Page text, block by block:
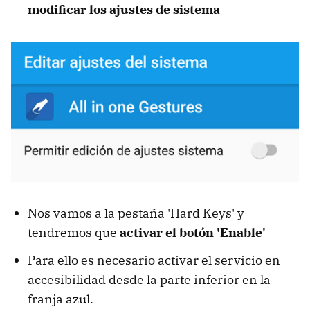
modificar los ajustes de sistema
Nos vamos a la pestaña 'Hard Keys' y
tendremos que activar el botón 'Enable'
Para ello es necesario activar el servicio en
accesibilidad desde la parte inferior en la
franja azul.